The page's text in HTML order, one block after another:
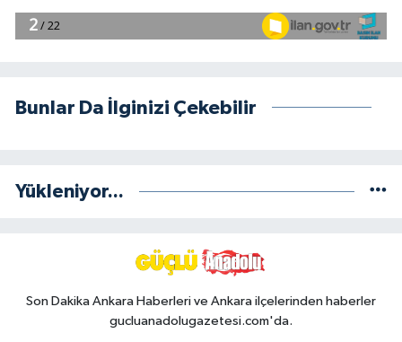
Bunlar Da İlginizi Çekebilir
Yükleniyor...
Son Dakika Ankara Haberleri ve Ankara ilçelerinden haberler
gucluanadolugazetesi.com'da.